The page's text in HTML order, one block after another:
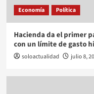
Economía Política
Hacienda da el primer
con un límite de gasto
soloactualidad julio 8,